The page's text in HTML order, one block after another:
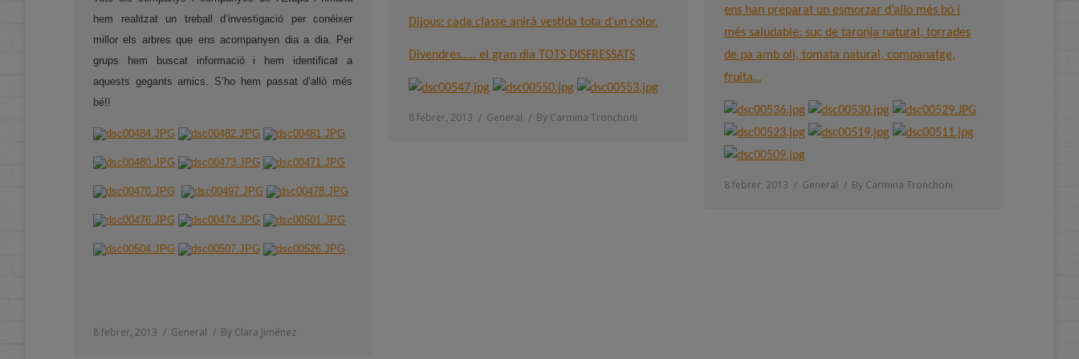
Dijous: cada classe anirà vestida tota d’un color.
Divendres….. el gran dia TOTS DISFRESSATS
8 febrer, 2013 General By Carmina Tronchoni
ens han preparat un esmorzar d’allò més bó i
més saludable: suc de taronja natural, torrades
de pa amb oli, tomata natural, companatge,
fruita…
8 febrer, 2013 General By Carmina Tronchoni
hem realitzat un treball d’investigació per conèixer
millor els arbres que ens acompanyen dia a dia. Per
grups hem buscat informació i hem identificat a
aquests gegants amics. S’ho hem passat d’allò més
bé!!
8 febrer, 2013 General By Clara Jiménez